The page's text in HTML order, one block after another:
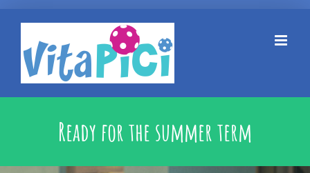
Ready for the summer term